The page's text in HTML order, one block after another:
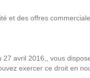
et des offres
avril 2016,, vous
exercer ce droit en